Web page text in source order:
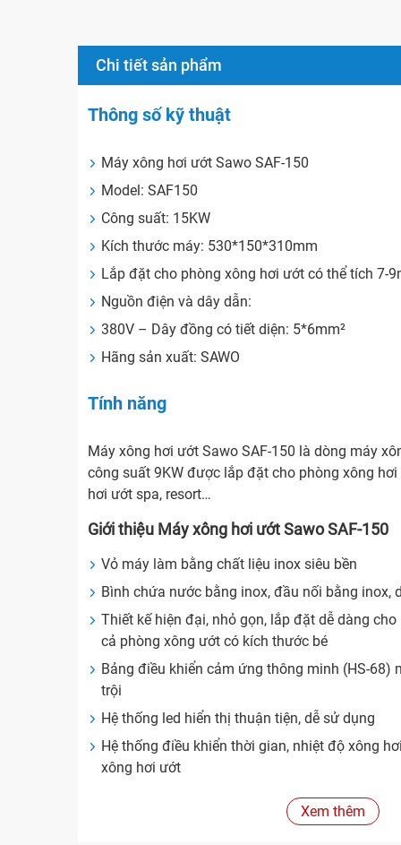
Chi tiết sản phẩm
Thông số kỹ thuật
Máy xông hơi ướt Sawo SAF-150
Model: SAF150
Công suất: 15KW
Kích thước máy: 530*150*310mm
Lắp đặt cho phòng xông hơi ướt có thể tích 7-
Nguồn điện và dây dẫn:
380V – Dây đồng có tiết diện: 5*6mm²
Hãng sản xuất: SAWO
Tính năng
Máy xông hơi ướt Sawo SAF-150 là dòng máy
công suất 9KW được lắp đặt cho phòng xông
hơi ướt spa, resort…
Giới thiệu Máy xông hơi ướt Sawo SAF-150
Vỏ máy làm bằng chất liệu inox siêu bền
Bình chứa nước bằng inox, đầu nối bằng inox,
Thiết kế hiện đại, nhỏ gọn, lắp đặt dễ dàng
cả phòng xông ướt có kích thước bé
Bảng điều khiển cảm ứng thông minh (HS-68)
trội
Hệ thống led hiển thị thuận tiện, dễ sử dụng
Hệ thống điều khiển thời gian, nhiệt độ xông
xông hơi ướt
Hệ thống điều khiển bơm hương liệu linh hoạt
Hệ thống van xả cặn tự động đồng bộ, có thể
Xem thêm